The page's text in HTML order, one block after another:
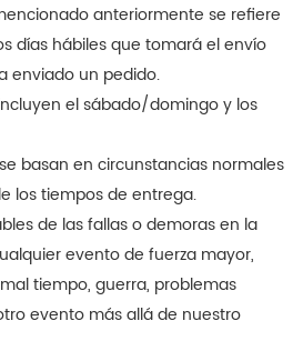
anteriormente se refiere
días hábiles que tomará el envío
enviado un pedido.
el sábado/domingo y los
basan en circunstancias normales
los tiempos de entrega.
de las fallas o demoras en la
evento de fuerza mayor,
tiempo, guerra, problemas
evento más allá de nuestro